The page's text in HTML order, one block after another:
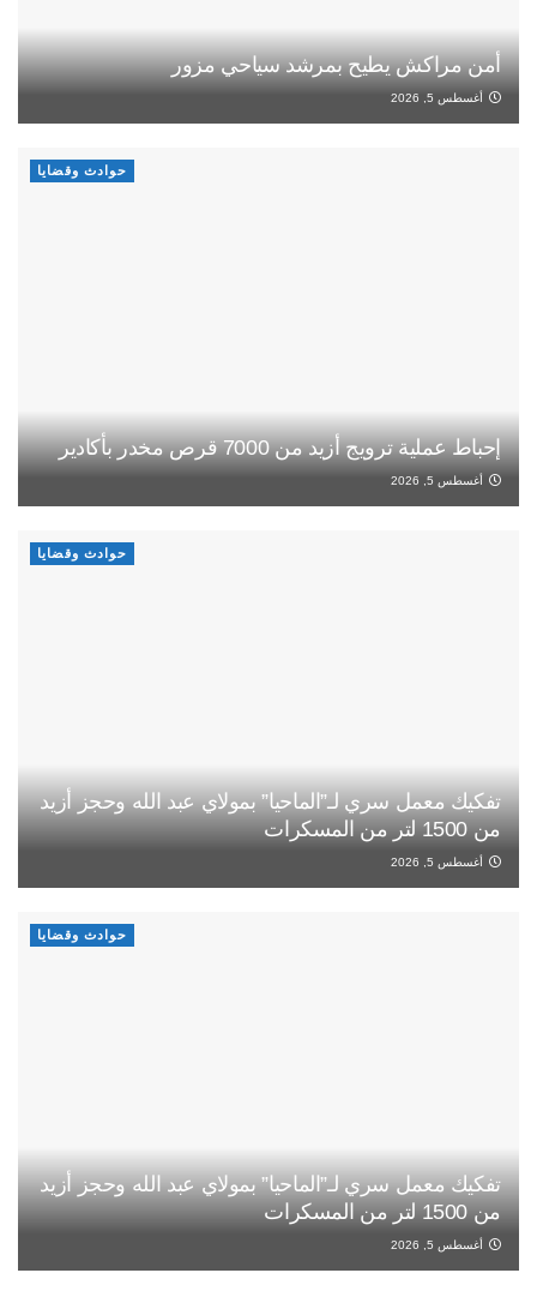
أمن مراكش يطيح بمرشد سياحي مزور
أغسطس 5, 2026
حوادث وقضايا
إحباط عملية ترويج أزيد من 7000 قرص مخدر بأكادير
أغسطس 5, 2026
حوادث وقضايا
تفكيك معمل سري لـ”الماحيا” بمولاي عبد الله وحجز أزيد
من 1500 لتر من المسكرات
أغسطس 5, 2026
حوادث وقضايا
تفكيك معمل سري لـ”الماحيا” بمولاي عبد الله وحجز أزيد
من 1500 لتر من المسكرات
أغسطس 5, 2026